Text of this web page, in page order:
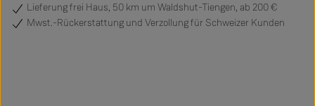
Lieferung frei Haus, 50 km um Waldshut-Tiengen, ab 200 €
Mwst.-Rückerstattung und Verzollung für Schweizer Kunden